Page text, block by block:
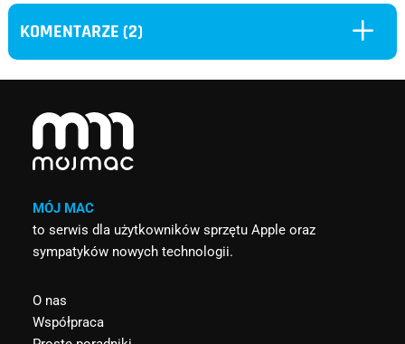
KOMENTARZE (2) L
MÓJ MAC
to serwis dla użytkowników sprzętu Apple oraz
sympatyków nowych technologii.
O nas
Współpraca